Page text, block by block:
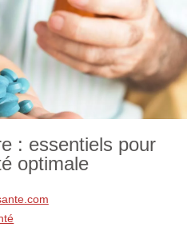
: essentiels pour
optimale